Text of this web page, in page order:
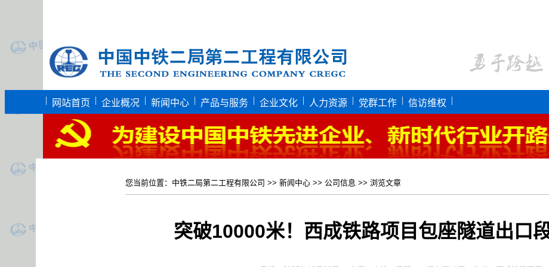
| 网站首页 | 企业概况 | 新闻中心 | 产品与服务 | 企业文化 | 人力资源 | 党群工作 | 信访维权 |
您当前位置： 中铁二局第二工程有限公司 >> 新闻中心>> 公司信息 >> 浏览文章
突破10000米！西成铁路项目包座隧道出口